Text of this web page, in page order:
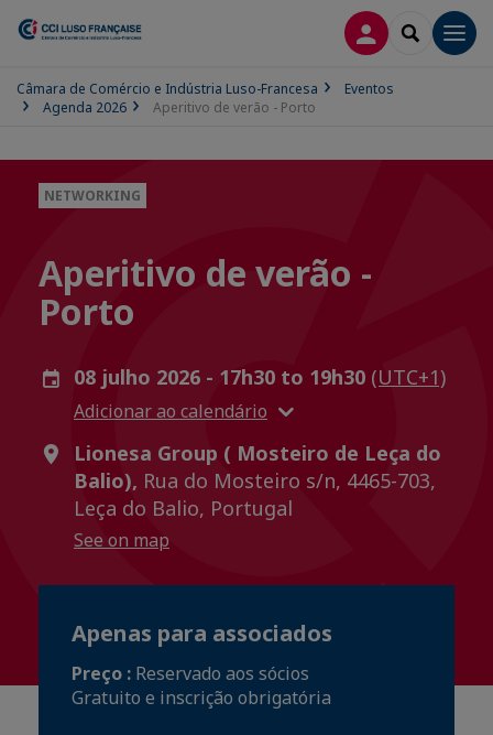
CONEXÃOSEARCH
Câmara de Comércio e Indústria Luso-Francesa
Eventos
Agenda 2026
Aperitivo de verão - Porto
NETWORKING
Aperitivo de verão -
Porto
08 julho 2026 - 17h30 to 19h30 (UTC+1)
Adicionar ao calendário
Lionesa Group ( Mosteiro de Leça do
Balio), Rua do Mosteiro s/n, 4465-703,
Leça do Balio, Portugal
See on map
Apenas para associados
Preço : Reservado aos sócios
Gratuito e inscrição obrigatória